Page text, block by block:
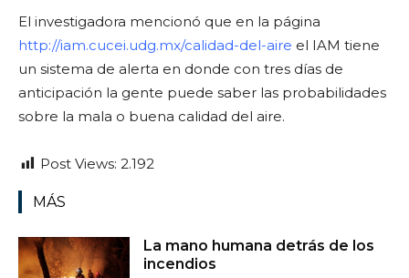
El investigadora mencionó que en la página
http://iam.cucei.udg.mx/calidad-del-aire el IAM tiene
un sistema de alerta en donde con tres días de
anticipación la gente puede saber las probabilidades
sobre la mala o buena calidad del aire.
Post Views: 2.192
MÁS
La mano humana detrás de los
incendios